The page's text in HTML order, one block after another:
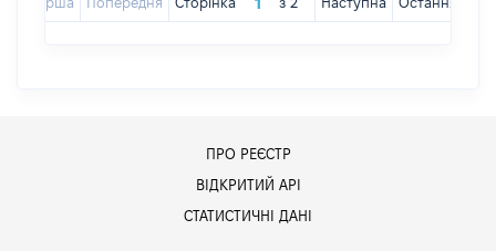
ПРО РЕЄСТР
ВІДКРИТИЙ АРІ
СТАТИСТИЧНІ ДАНІ